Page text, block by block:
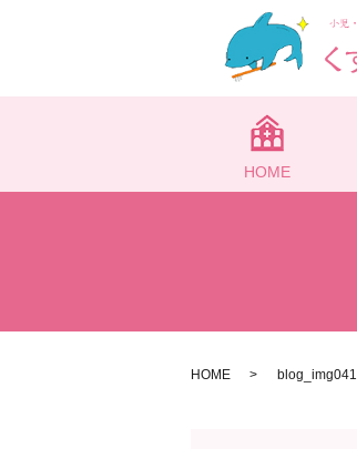
HOME
HOME blog_img041